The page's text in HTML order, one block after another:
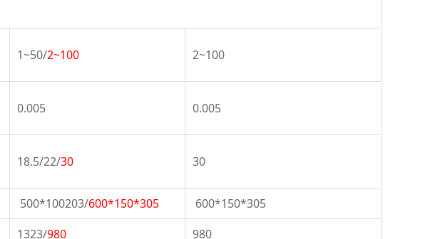
1~50/2~100 2~100
0.005 0.005
18.5/22/30 30
500*100203/600*150*305
600*150*305
1323/980
980